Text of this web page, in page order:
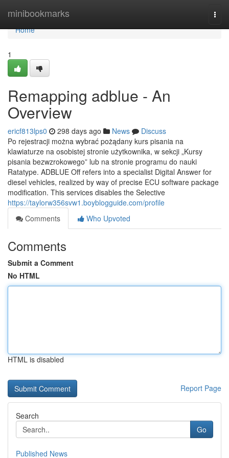
minibookmarks
Home
Home
1
Remapping adblue - An
Overview
ericf813lps0 298 days ago News
Discuss
Po rejestracji można wybrać pożądany kurs pisania na
klawiaturze na osobistej stronie użytkownika, w sekcji „Kursy
pisania bezwzrokowego” lub na stronie programu do nauki
Ratatype. ADBLUE Off refers into a specialist Digital Answer for
diesel vehicles, realized by way of precise ECU software package
modification. This services disables the Selective
https://taylorw356svw1.boyblogguide.com/profile
Comments
Who Upvoted
Comments
Submit a Comment
No HTML
HTML is disabled
Report Page
Search
Go
Published News